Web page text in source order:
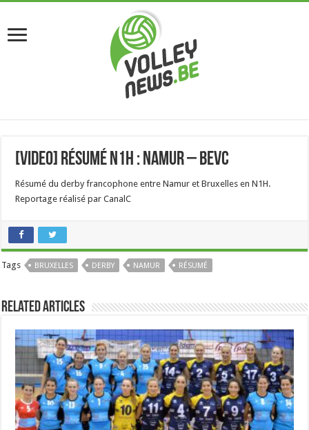
[Video] Résumé N1H : Namur – BEVC
Résumé du derby francophone entre Namur et Bruxelles en N1H.
Reportage réalisé par CanalC
Tags BRUXELLES DERBY NAMUR RÉSUMÉ
Related Articles